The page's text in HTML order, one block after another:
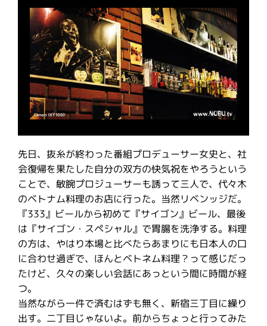
先日、抜糸が終わった番組プロデューサー女史と、社
会復帰を果たした自分の双方の快気祝をやろうという
ことで、敏腕プロジューサーも誘って三人で、代々木
のベトナム料理のお店に行った。当然リベンッジだ。
『333』ビールから初めて『サイゴン』ビール、最後
は『サイゴン・スペシャル』で胃腸を洗浄する。料理
の方は、やはり本場と比べたらあまりにも日本人の口
に合わせ過ぎで、ほんとベトネム料理？って感じだっ
たけど、久々の楽しい会話にあっという間に時間が経
つ。
当然ながら一件で済むはずも無く、新宿三丁目に繰り
出す。二丁目じゃないよ。前からちょっと行ってみた